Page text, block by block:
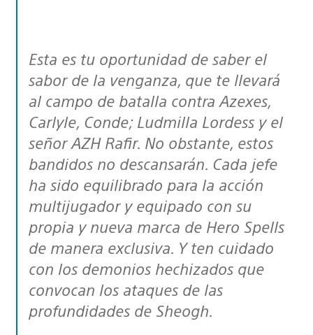
Esta es tu oportunidad de saber el
sabor de la venganza, que te llevará
al campo de batalla contra Azexes,
Carlyle, Conde; Ludmilla Lordess y el
señor AZH Rafir. No obstante, estos
bandidos no descansarán. Cada jefe
ha sido equilibrado para la acción
multijugador y equipado con su
propia y nueva marca de Hero Spells
de manera exclusiva. Y ten cuidado
con los demonios hechizados que
convocan los ataques de las
profundidades de Sheogh.